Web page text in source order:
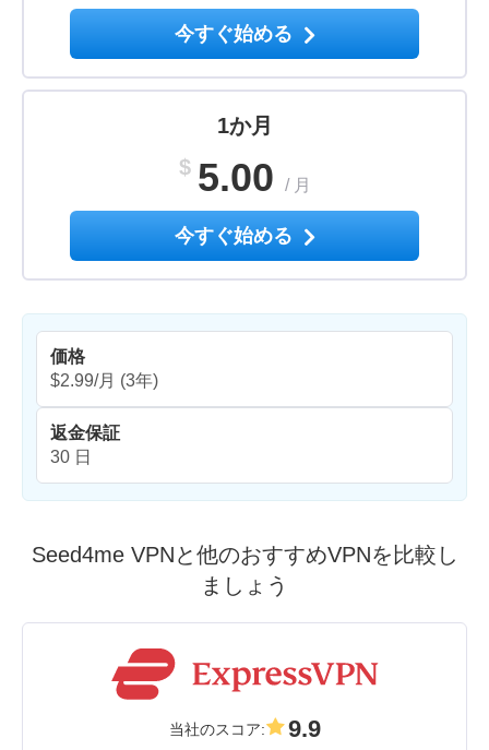
今すぐ始める
1か月
$ 5.00 / 月
今すぐ始める
価格
$2.99/月 (3年)
返金保証
30 日
Seed4me VPNと他のおすすめVPNを比較し
ましょう
当社のスコア: 9.9